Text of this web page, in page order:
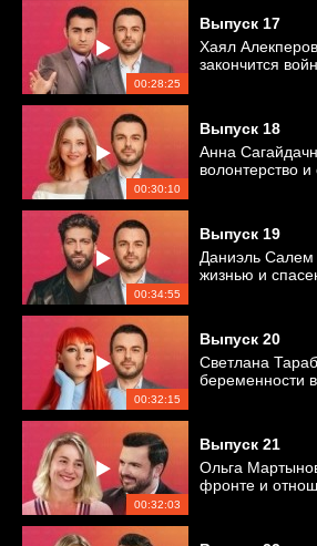
00:28:25
Выпуск 17
Хаял
закончится
00:30:10
Выпуск 18
Анна
волонтерство
00:34:55
Выпуск 19
Даниэль
жизнью и
00:32:15
Выпуск 20
Светлана
беременности
00:32:03
Выпуск 21
Ольга
фронте и